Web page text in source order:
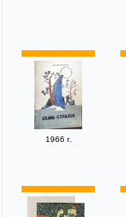
1966 г.